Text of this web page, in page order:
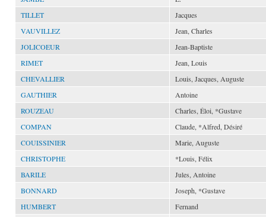
TILLET
Jacques
VAUVILLEZ
Jean, Charles
JOLICOEUR
Jean-Baptiste
RIMET
Jean, Louis
CHEVALLIER
Louis, Jacques, Auguste
GAUTHIER
Antoine
ROUZEAU
Charles, Éloi, *Gustave
COMPAN
Claude, *Alfred, Désiré
COUISSINIER
Marie, Auguste
CHRISTOPHE
*Louis, Félix
BARILE
Jules, Antoine
BONNARD
Joseph, *Gustave
HUMBERT
Fernand